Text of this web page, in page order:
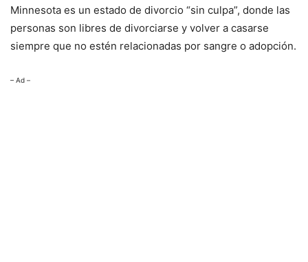
Minnesota es un estado de divorcio “sin culpa”, donde las
personas son libres de divorciarse y volver a casarse
siempre que no estén relacionadas por sangre o adopción.
– Ad –